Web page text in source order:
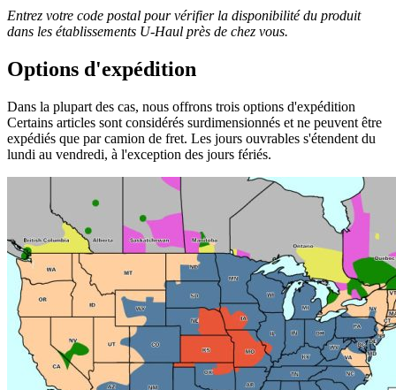
Entrez votre code postal pour vérifier la disponibilité du produit
dans les établissements U-Haul près de chez vous.
Options d'expédition
Dans la plupart des cas, nous offrons trois options d'expédition
Certains articles sont considérés surdimensionnés et ne peuvent être
expédiés que par camion de fret. Les jours ouvrables s'étendent du
lundi au vendredi, à l'exception des jours fériés.